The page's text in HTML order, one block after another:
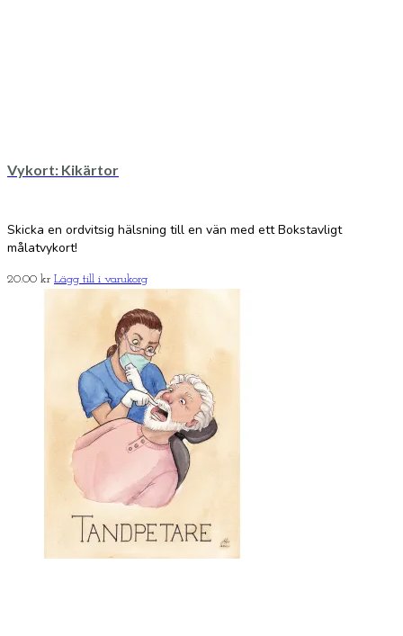
Vykort: Kikärtor
Skicka en ordvitsig hälsning till en vän med ett Bokstavligt
målatvykort!
20.00 kr Lägg till i varukorg